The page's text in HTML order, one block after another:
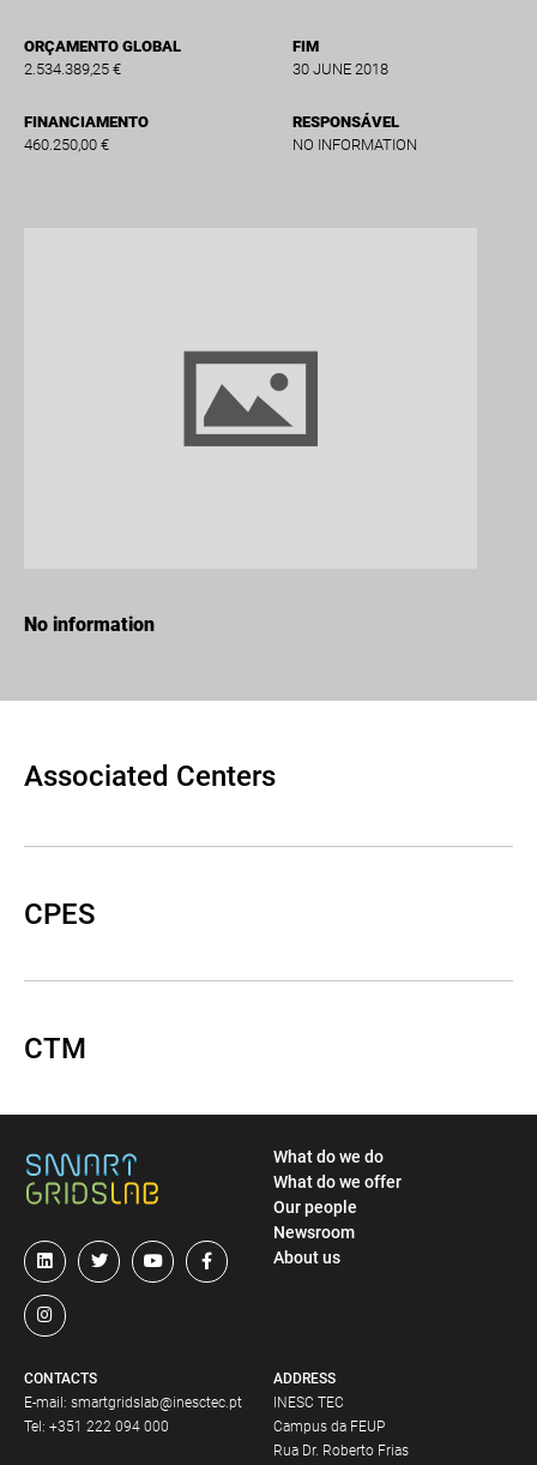
ORÇAMENTO GLOBAL
2.534.389,25 €
FINANCIAMENTO
460.250,00 €
FIM
30 JUNE 2018
RESPONSÁVEL
NO INFORMATION
No information
Associated Centers
CPES
CTM
ADDRESS
INESC TEC
Campus da FEUP
Rua Dr. Roberto Frias
CONTACTS
E-mail: smartgridslab@inesctec.pt
Tel: +351 222 094 000
What do we do
What do we offer
Our people
Newsroom
About us